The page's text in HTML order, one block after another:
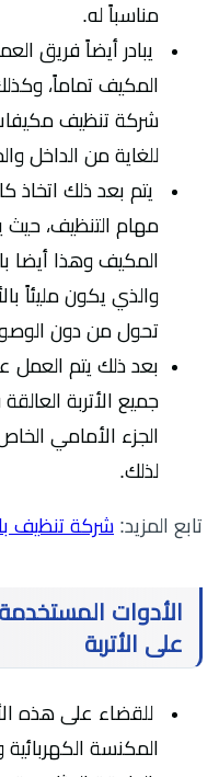
مناسباً له.
يبادر أيضاً فريق
المكيف تماماً،
شركة تنظيف
للغاية من الداخل
يتم بعد ذلك اتخاذ
مهام التنظيف،
المكيف وهذا أيضا
والذي يكون مليئاً
تحول من دون الوصول
بعد ذلك يتم العمل
جميع الأتربة
الجزء الأمامي
لذلك.
تابع المزيد: شركة تنظيف
الأدوات
على الأتربة
للقضاء على هذه
المكنسة